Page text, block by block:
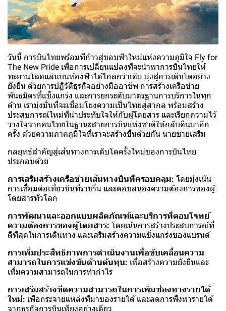
วันนี้ การบินไทยพร้อมที่ก้าวสู่ขอบฟ้าใหม่แห่งความภูมิใจ Fly for
The New Pride เพื่อการเปลี่ยนแปลงที่จะนำพาการบินไทยให้
ทะยานโลดแล่นบนท้องฟ้าได้ไกลกว่าเดิม มุ่งสู่การเติบโตอย่าง
ยั่งยืน ด้วยการปฏิวัติธุรกิจอย่างมืออาชีพ การสร้างเครือข่าย
พันธมิตรที่แข็งแกร่ง และการยกระดับมาตรฐานการบริการในทุก
ด้าน เรามุ่งมั่นที่จะเชื่อมโยงความเป็นไทยสู่สากล พร้อมสร้าง
ประสบการณ์ใหม่ที่น่าประทับใจให้กับผู้โดยสาร และเรียกความไว้
วางใจจากคนไทยในฐานะสายการบินแห่งชาติให้กลับคืนมาอีก
ครั้ง ด้วยความภาคภูมิใจที่เราจะสร้างขึ้นด้วยกัน นายชายเสริม
กลยุทธ์สำคัญสู่เส้นทางการเติบโตครั้งใหม่ของการบินไทย
ประกอบด้วย
การเสริมสร้างเครือข่ายเส้นทางบินที่ครอบคลุม: โดยมุ่งเน้น
การเชื่อมต่อเที่ยวบินที่ราบรื่น และตอบสนองความต้องการของผู้
โดยสารทั่วโลก
การพัฒนาและออกแบบผลิตภัณฑ์และบริการที่ตอบโจทย์
ความต้องการของผู้โดยสาร: โดยเน้นการสร้างประสบการณ์ที่
ดีที่สุดในการเดินทาง และเสริมสร้างความแข็งแกร่งของแบรนด์
การเพิ่มประสิทธิภาพการดำเนินงานเพื่อขับเคลื่อนความ
สามารถในการแข่งขันด้านต้นทุน: เพื่อสร้างความยั่งยืนและ
เพิ่มความสามารถในการทำกำไร
การเสริมสร้างขีดความสามารถในการเพิ่มช่องทางรายได้
ใหม่: เพื่อกระจายแหล่งที่มาของรายได้ และลดการพึ่งพารายได้
จากธุรกิจการบินเพียงอย่างเดียว